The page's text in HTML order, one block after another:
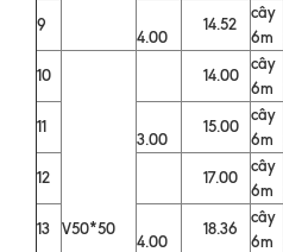
9
4.00
14.52
cây
6m
10
V50*50
14.00
cây
6m
11
3.00
15.00
cây
6m
12
17.00
cây
6m
13
4.00
18.36
cây
6m